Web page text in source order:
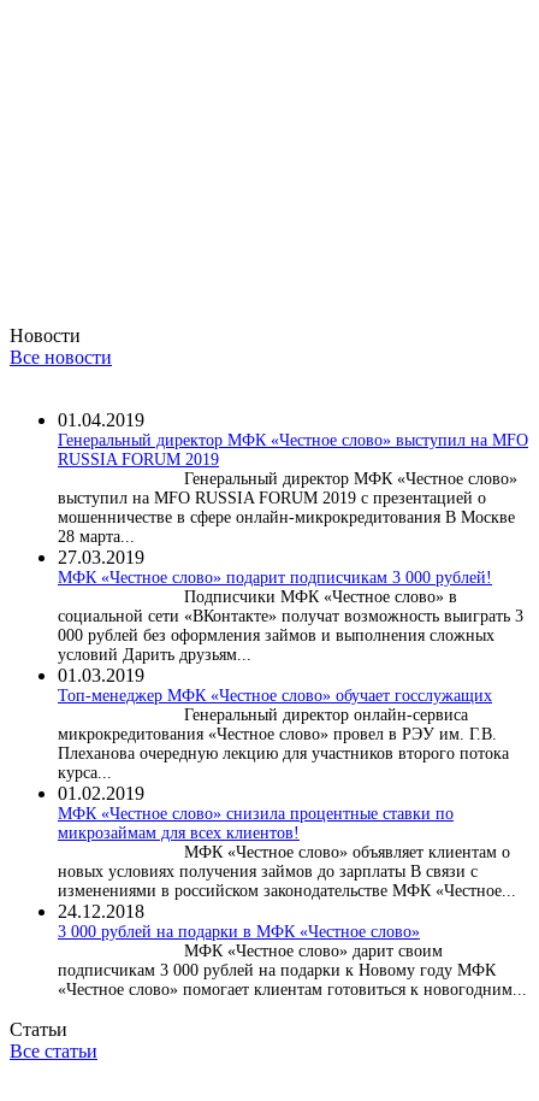
Новости
Все новости
01.04.2019
Генеральный директор МФК «Честное слово» выступил на MFO
RUSSIA FORUM 2019
Генеральный директор МФК «Честное слово»
выступил на MFO RUSSIA FORUM 2019 с презентацией о
мошенничестве в сфере онлайн-микрокредитования В Москве
28 марта...
27.03.2019
МФК «Честное слово» подарит подписчикам 3 000 рублей!
Подписчики МФК «Честное слово» в
социальной сети «ВКонтакте» получат возможность выиграть 3
000 рублей без оформления займов и выполнения сложных
условий Дарить друзьям...
01.03.2019
Топ-менеджер МФК «Честное слово» обучает госслужащих
Генеральный директор онлайн-сервиса
микрокредитования «Честное слово» провел в РЭУ им. Г.В.
Плеханова очередную лекцию для участников второго потока
курса...
01.02.2019
МФК «Честное слово» снизила процентные ставки по
микрозаймам для всех клиентов!
МФК «Честное слово» объявляет клиентам о
новых условиях получения займов до зарплаты В связи с
изменениями в российском законодательстве МФК «Честное...
24.12.2018
3 000 рублей на подарки в МФК «Честное слово»
МФК «Честное слово» дарит своим
подписчикам 3 000 рублей на подарки к Новому году МФК
«Честное слово» помогает клиентам готовиться к новогодним...
Статьи
Все статьи